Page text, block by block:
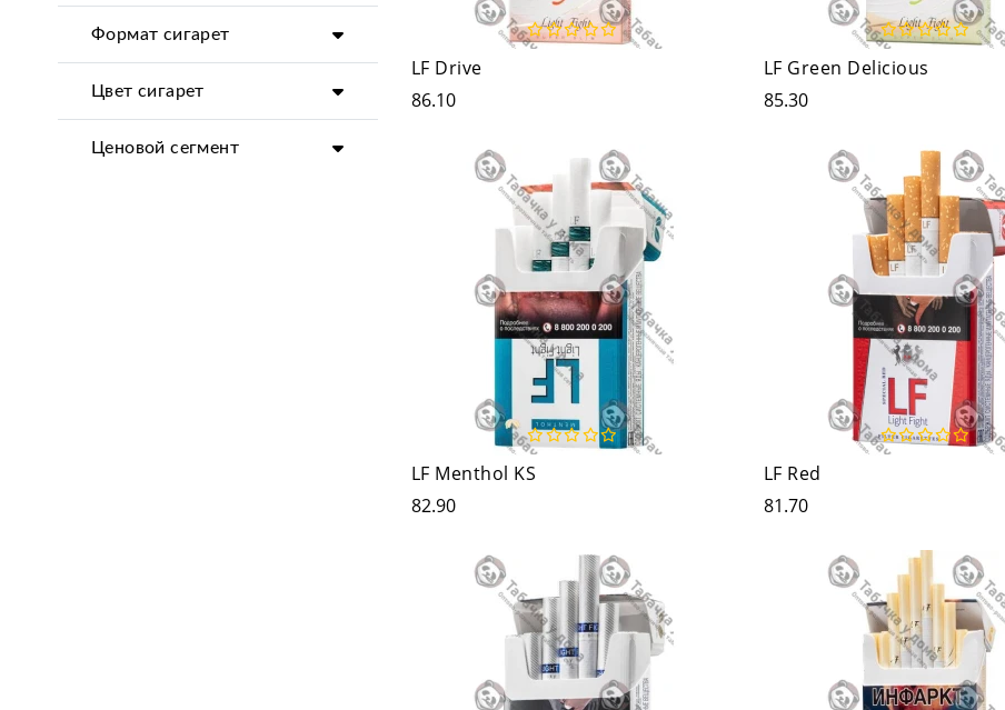
Формат сигарет
Цвет сигарет
Ценовой сегмент
LF Drive
86.10
LF Green Delicious
85.30
LF Menthol KS
82.90
LF Red
81.70